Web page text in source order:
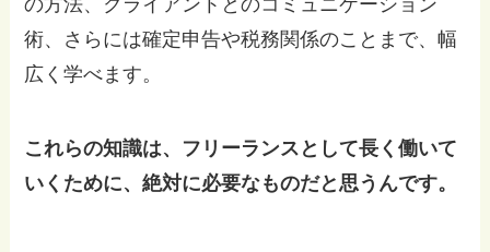
の方法、クライアントとのコミュニケーション
術、さらには確定申告や税務関係のことまで、幅
広く学べます。
これらの知識は、フリーランスとして長く働いて
いくために、絶対に必要なものだと思うんです。